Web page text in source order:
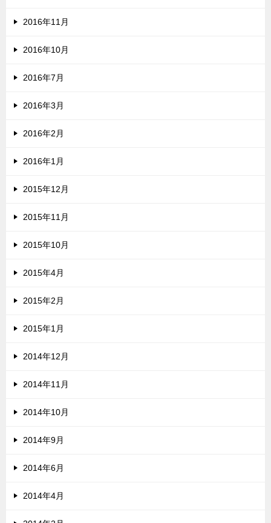
2016年11月
2016年10月
2016年7月
2016年3月
2016年2月
2016年1月
2015年12月
2015年11月
2015年10月
2015年4月
2015年2月
2015年1月
2014年12月
2014年11月
2014年10月
2014年9月
2014年6月
2014年4月